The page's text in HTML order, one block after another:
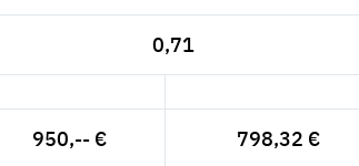
0,71
950,-- € 798,32 €